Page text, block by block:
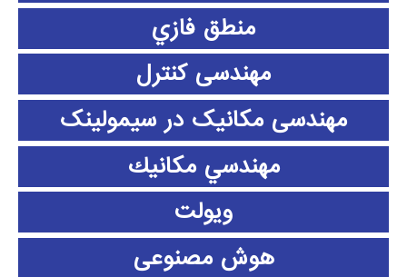
منطق فازي
مهندسی کنترل
مهندسی مکانیک در سیمولینک
مهندسي مكانيك
ویولت
هوش مصنوعی